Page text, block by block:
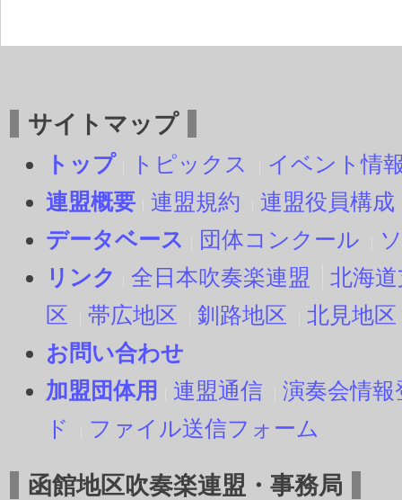
サイトマップ
トップ トピックス
イベント情
連盟概要
連盟規約
連盟役員構成
データベース
団体コンクール
リンク
全日本吹奏楽連盟
北海
区
帯広地区 釧路地区
北見地区
お問い合わせ
加盟団体用
連盟通信
演奏会情報
ド
ファイル送信フォーム
函館地区吹奏楽連盟・事務局